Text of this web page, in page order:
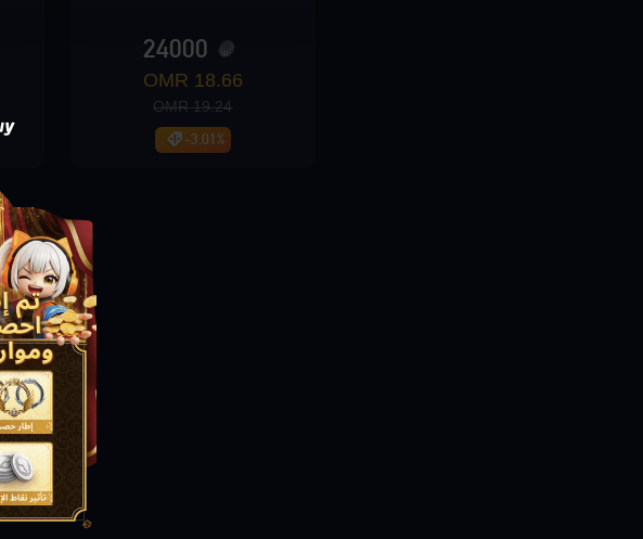
24000
18.66 OMR
19.24 OMR
-3.01%